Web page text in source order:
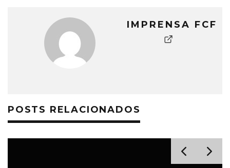
IMPRENSA FCF
POSTS RELACIONADOS